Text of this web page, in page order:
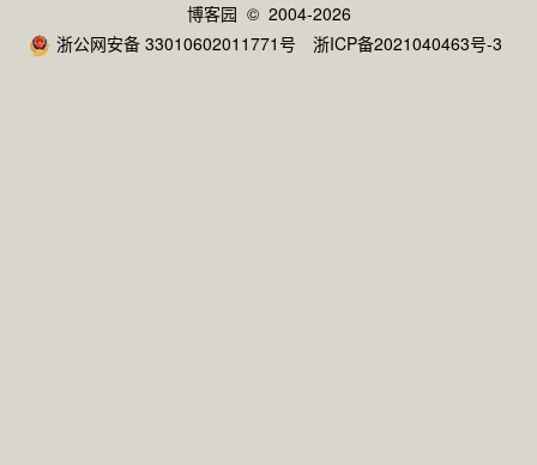
博客园 © 2004-2026
浙公网安备 33010602011771号
浙ICP备2021040463号-3